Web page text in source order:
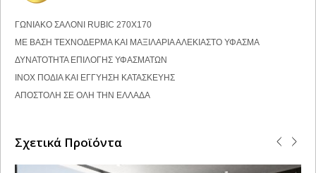
ΓΩΝΙΑΚΟ ΣΑΛΟΝΙ RUBIC 270Χ170
ΜΕ ΒΑΣΗ ΤΕΧΝΟΔΕΡΜΑ ΚΑΙ ΜΑΞΙΛΑΡΙΑ ΑΛΕΚΙΑΣΤΟ ΥΦΑΣΜΑ
ΔΥΝΑΤΟΤΗΤΑ ΕΠΙΛΟΓΗΣ ΥΦΑΣΜΑΤΩΝ
ΙΝΟΧ ΠΟΔΙΑ ΚΑΙ ΕΓΓΥΗΣΗ ΚΑΤΑΣΚΕΥΗΣ
ΑΠΟΣΤΟΛΗ ΣΕ ΟΛΗ ΤΗΝ ΕΛΛΑΔΑ
Σχετικά Προϊόντα